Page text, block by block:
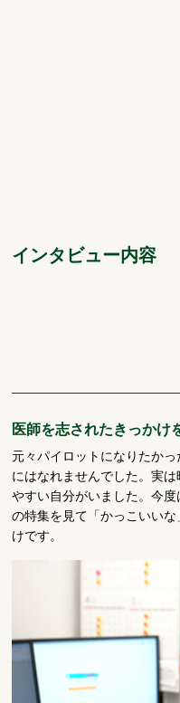
インタビュー内容
医師を志されたきっかけ
元々パイロットになりたか
にはなれませんでした。実
やすい自分がいました。今
の特集を見て「かっこいい
けです。